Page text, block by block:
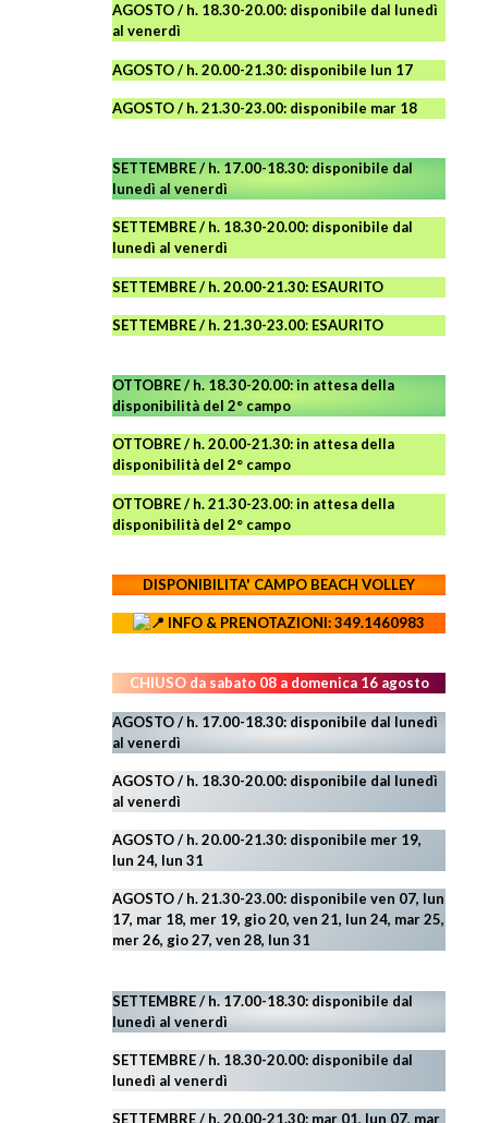
AGOSTO/ h. 18.30-20.00: disponibile dal lunedì
al venerdì
AGOSTO / h. 20.00-21.30: disponibile lun 17
AGOSTO/ h. 21.30-23.00: disponibile mar 18
SETTEMBRE / h. 17.00-18.30: disponibile dal
lunedì al venerdì
SETTEMBRE / h. 18.30-20.00: disponibile dal
lunedì al venerdì
SETTEMBRE / h. 20.00-21.30: ESAURITO
SETTEMBRE / h. 21.30-23.00: ESAURITO
OTTOBRE / h. 18.30-20.00:in attesa della
disponibilità del 2° campo
OTTOBRE / h. 20.00-21.30:in attesa della
disponibilità del 2° campo
OTTOBRE / h. 21.30-23.00:in attesa della
disponibilità del 2° campo
DISPONIBILITA' CAMPOBEACH VOLLEY
INFO & PRENOTAZIONI: 349.1460983
CHIUSO da sabato 08 a domenica 16 agosto
AGOSTO / h. 17.00-18.30: disponibile dal lunedì
al venerdì
AGOSTO/ h. 18.30-20.00: disponibile dal lunedì
al venerdì
AGOSTO / h. 20.00-21.30: disponibile mer 19,
lun 24, lun 31
AGOSTO/ h. 21.30-23.00: disponibile ven 07, lun
17, mar 18, mer 19, gio 20, ven 21, lun 24, mar 25,
mer 26, gio 27, ven 28, lun 31
SETTEMBRE / h. 17.00-18.30: disponibile dal
lunedì al venerdì
SETTEMBRE / h. 18.30-20.00: disponibile dal
lunedì al venerdì
SETTEMBRE / h. 20.00-21.30: mar 01, lun 07, mar